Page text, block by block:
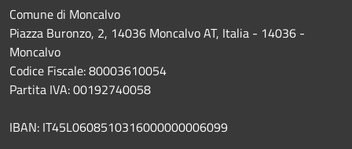
Comune di Moncalvo
Piazza Buronzo, 2, 14036 Moncalvo AT, Italia - 14036 -
Moncalvo
Codice Fiscale: 80003610054
Partita IVA: 00192740058
IBAN: IT45L0608510316000000006099